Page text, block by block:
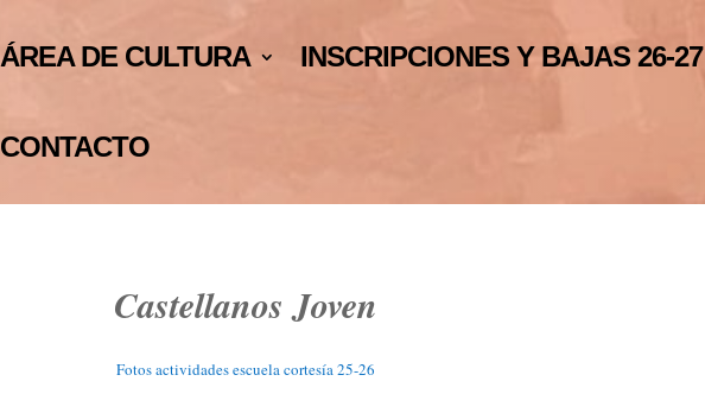
ÁREA DE CULTURA INSCRIPCIONES Y BAJAS 26-27
CONTACTO
Castellanos Joven
Fotos actividades escuela cortesía 25-26